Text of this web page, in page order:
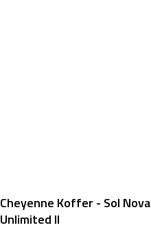
Cheyenne Koffer - Sol Nova
Unlimited II